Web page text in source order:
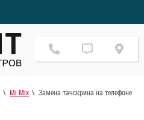
Mi Mix
Замена тачскрина на телефоне